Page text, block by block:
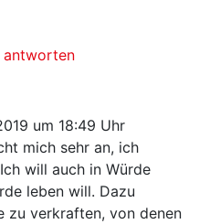
antworten
um 18:49 Uhr
mich sehr an, ich
will auch in Würde
leben will. Dazu
zu verkraften, von denen